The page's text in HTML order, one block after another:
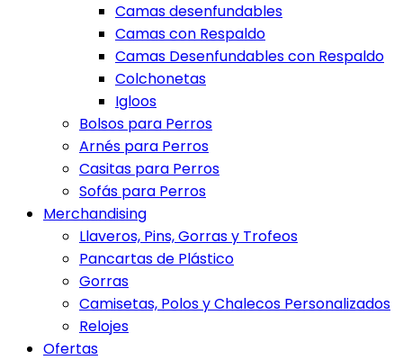
Camas desenfundables
Camas con Respaldo
Camas Desenfundables con Respaldo
Colchonetas
Igloos
Bolsos para Perros
Arnés para Perros
Casitas para Perros
Sofás para Perros
Merchandising
Llaveros, Pins, Gorras y Trofeos
Pancartas de Plástico
Gorras
Camisetas, Polos y Chalecos Personalizados
Relojes
Ofertas